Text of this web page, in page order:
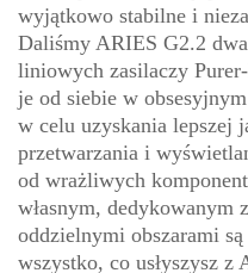
wyjątkowo stabilne i
Daliśmy ARIES G2.2
liniowych zasilaczy
je od siebie w
w celu uzyskania lepszej
przetwarzania i
od wrażliwych
własnym, dedykowanym
oddzielnymi obszarami
wszystko, co usłyszysz z